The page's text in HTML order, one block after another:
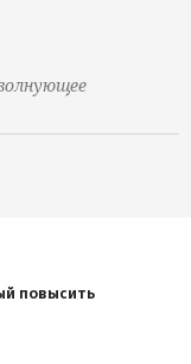
повысить